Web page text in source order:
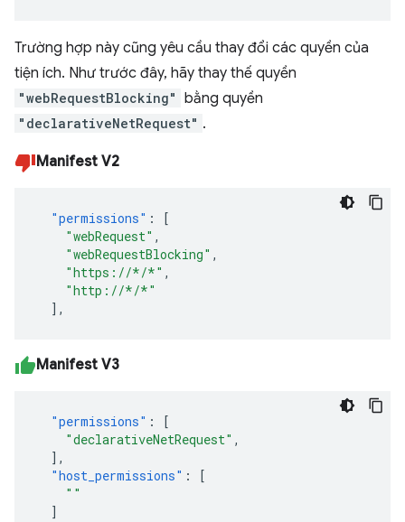
Trường hợp này cũng yêu cầu thay đổi các quyền của
tiện ích. Như trước đây, hãy thay thế quyền
"webRequestBlocking" bằng quyền
"declarativeNetRequest" .
Manifest V2
"permissions" :
[
"webRequest" ,
"webRequestBlocking" ,
"https://*/*" ,
"http://*/*"
],
Manifest V3
"permissions" :
[
"declarativeNetRequest" ,
],
"host_permissions" :
[
" "
]